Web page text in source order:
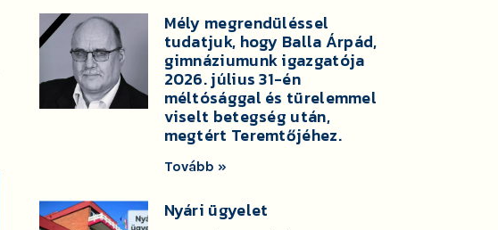
Mély megrendüléssel
tudatjuk, hogy Balla Árpád,
gimnáziumunk igazgatója
2026. július 31-én
méltósággal és türelemmel
viselt betegség után,
megtért Teremtőjéhez.
Tovább »
Nyári ügyelet